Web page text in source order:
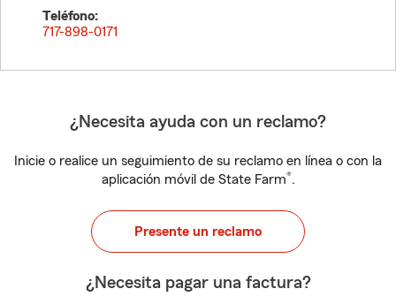
Teléfono:
717-898-0171
¿Necesita ayuda con un reclamo?
Inicie o realice un seguimiento de su reclamo en línea o con la
aplicación móvil de State Farm®.
Presente un reclamo
¿Necesita pagar una factura?